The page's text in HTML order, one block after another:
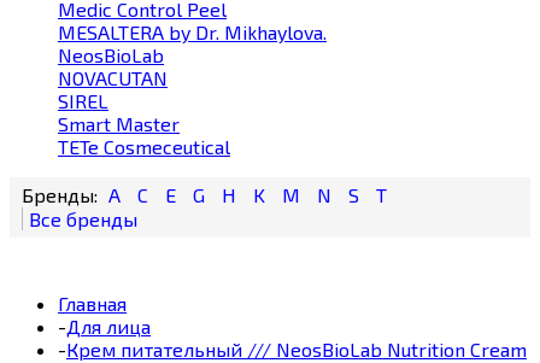
Medic Control Peel
MESALTERA by Dr. Mikhaylova.
NeosBioLab
NOVACUTAN
SIREL
Smart Master
TETe Cosmeceutical
A C E G H K M N S T
Главная
-Для лица
-Крем питательный /// NeosBioLab Nutrition Cream